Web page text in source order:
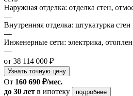
Наружная отделка: отделка стен,
—
Внутренняя отделка: штукатурка
—
Инженерные сети: электрика,
—
от 38 114 000 ₽
Узнать точную цену
От 160 690 ₽/мес.
до 30 лет в ипотеку подробнее